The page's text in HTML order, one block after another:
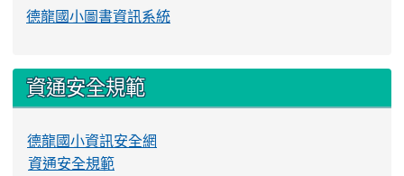
德龍國小圖書資訊系統
資通安全規範
德龍國小資訊安全網
資通安全規範